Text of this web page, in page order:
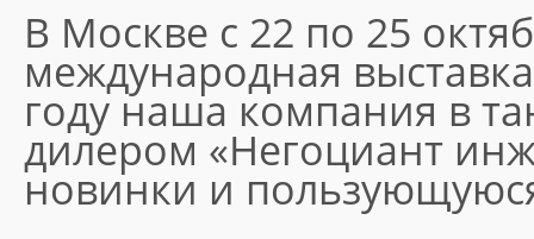
В Москве с 22 по 25
международная
году наша компания в
дилером «Негоциант
новинки и